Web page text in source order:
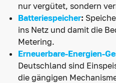
nur vergütet, sondern
Batteriespeicher:
ins Netz und damit die
Metering.
Erneuerbare-Energien-
Deutschland sind
die gängigen